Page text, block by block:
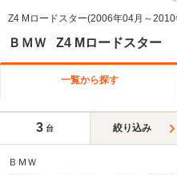
Z4 Mロードスター(2006年04月～
ＢＭＷ Z4 Mロードスター
一覧から探す
3 台 絞り込み
ＢＭＷ